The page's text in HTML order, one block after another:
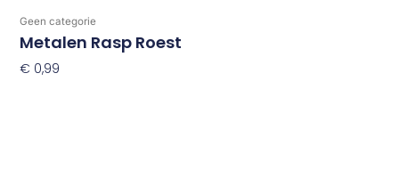
Geen categorie
Metalen Rasp Roest
€ 0,99